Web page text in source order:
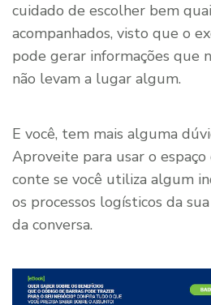
cuidado de escolher bem
acompanhados, visto que o
pode gerar informações que
não levam a lugar algum.
E você, tem mais alguma
Aproveite para usar o
conte se você utiliza algum
os processos logísticos da
da conversa.